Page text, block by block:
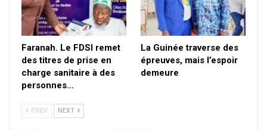
Faranah. Le FDSI remet
des titres de prise en
charge sanitaire à des
personnes…
La Guinée traverse des
épreuves, mais l’espoir
demeure
PREV NEXT